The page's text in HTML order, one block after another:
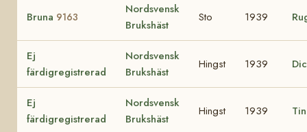
Bruna 9163
Nordsvensk
Brukshäst
Sto 1939
Ej
färdigregistrerad
Nordsvensk
Brukshäst
Hingst 1939
Ej
färdigregistrerad
Nordsvensk
Brukshäst
Hingst 1939